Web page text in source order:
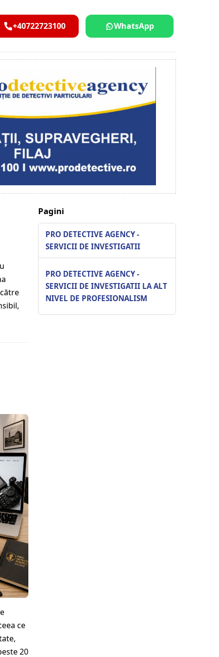
+40722723100 WhatsApp
ce
20
Pagini
PRO DETECTIVE AGENCY -
SERVICII DE INVESTIGATII
PRO DETECTIVE AGENCY -
SERVICII DE INVESTIGATII LA ALT
NIVEL DE PROFESIONALISM